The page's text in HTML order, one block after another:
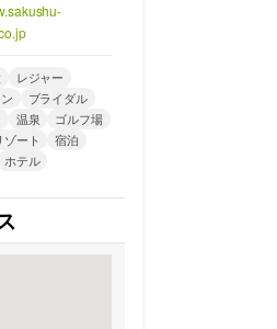
レジャー
ブライダル
温泉
ゴルフ場
ゾート
宿泊
ホテル